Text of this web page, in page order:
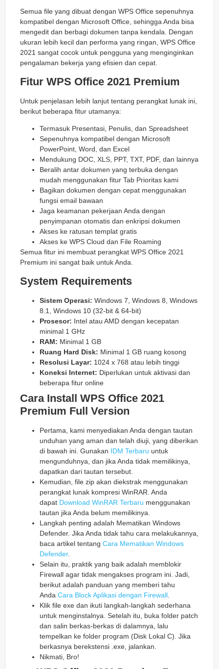
Semua file yang dibuat dengan WPS Office sepenuhnya
kompatibel dengan Microsoft Office, sehingga Anda bisa
mengedit dan berbagi dokumen tanpa kendala. Dengan
ukuran lebih kecil dan performa yang ringan, WPS Office
2021 sangat cocok untuk pengguna yang menginginkan
pengalaman bekerja yang efisien dan cepat.
Fitur WPS Office 2021 Premium
Untuk penjelasan lebih lanjut tentang perangkat lunak ini,
berikut beberapa fitur utamanya:
Termasuk Presentasi, Penulis, dan Spreadsheet
Sepenuhnya kompatibel dengan Microsoft
PowerPoint, Word, dan Excel
Mendukung DOC, XLS, PPT, TXT, PDF, dan lainnya
Beralih antar dokumen yang terbuka dengan
mudah menggunakan fitur Tab Prioritas kami
Bagikan dokumen dengan cepat menggunakan
fungsi email bawaan
Jaga keamanan pekerjaan Anda dengan
penyimpanan otomatis dan enkripsi dokumen
Akses ke ratusan templat gratis
Akses ke WPS Cloud dan File Roaming
Semua fitur ini membuat perangkat WPS Office 2021
Premium ini sangat baik untuk Anda.
System Requirements
Sistem Operasi: Windows 7, Windows 8, Windows
8.1, Windows 10 (32-bit & 64-bit)
Prosesor: Intel atau AMD dengan kecepatan
minimal 1 GHz
RAM: Minimal 1 GB
Ruang Hard Disk: Minimal 1 GB ruang kosong
Resolusi Layar: 1024 x 768 atau lebih tinggi
Koneksi Internet: Diperlukan untuk aktivasi dan
beberapa fitur online
Cara Install WPS Office 2021
Premium Full Version
Pertama, kami menyediakan Anda dengan tautan
unduhan yang aman dan telah diuji, yang diberikan
di bawah ini. Gunakan IDM Terbaru untuk
mengunduhnya, dan jika Anda tidak memilikinya,
dapatkan dari tautan tersebut.
Kemudian, file zip akan diekstrak menggunakan
perangkat lunak kompresi WinRAR. Anda
dapat Download WinRAR Terbaru menggunakan
tautan jika Anda belum memilikinya.
Langkah penting adalah Mematikan Windows
Defender. Jika Anda tidak tahu cara melakukannya,
baca artikel tentang Cara Mematikan Windows
Defender.
Selain itu, praktik yang baik adalah memblokir
Firewall agar tidak mengakses program ini. Jadi,
berikut adalah panduan yang memberi tahu
Anda Cara Block Aplikasi dengan Firewall
Klik file exe dan ikuti langkah-langkah sederhana
untuk menginstalnya. Setelah itu, buka folder patch
dan salin berkas-berkas di dalamnya, lalu
tempelkan ke folder program (Disk Lokal C). Jika
berkasnya berekstensi .exe, jalankan.
Nikmati, Bro!